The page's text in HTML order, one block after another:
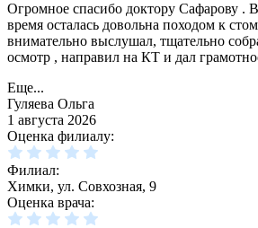
Огромное спасибо доктору Сафарову .
время осталась довольна походом к
внимательно выслушал, тщательно
осмотр , направил на КТ и дал
Еще...
Гуляева Ольга
1 августа 2026
Оценка филиалу:
Филиал:
Химки, ул. Совхозная, 9
Оценка врача: